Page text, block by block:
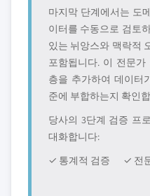
마지막 단계에서는 도
이터를 수동으로 검토
있는 뉘앙스와 맥락적
포함됩니다. 이 전문
층을 추가하여 데이터
준에 부합하는지 확인
당사의 3단계 검증 프
대화합니다:
✓ 통계적 검증
✓ 전